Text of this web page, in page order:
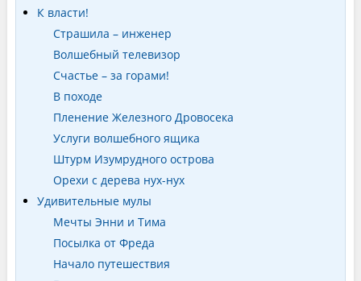
К власти!
Страшила – инженер
Волшебный телевизор
Счастье – за горами!
В походе
Пленение Железного Дровосека
Услуги волшебного ящика
Штурм Изумрудного острова
Орехи с дерева нух-нух
Удивительные мулы
Мечты Энни и Тима
Посылка от Фреда
Начало путешествия